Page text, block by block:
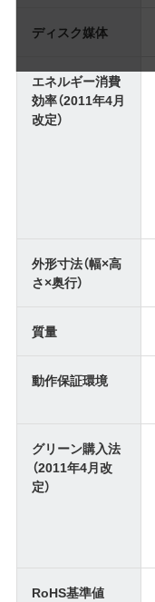
ディスク媒体
エネルギー消費
効率（2011年4月
改定）
外形寸法（幅×高
さ×奥行）
質量
動作保証環境
グリーン購入法
（2011年4月改
定）
RoHS基準値